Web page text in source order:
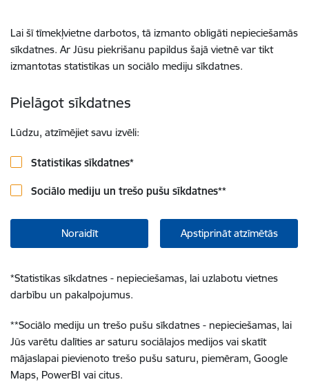
Lai šī tīmekļvietne darbotos, tā izmanto obligāti nepieciešamās
sīkdatnes. Ar Jūsu piekrišanu papildus šajā vietnē var tikt
izmantotas statistikas un sociālo mediju sīkdatnes.
Pielāgot sīkdatnes
Lūdzu, atzīmējiet savu izvēli:
Statistikas sīkdatnes*
Sociālo mediju un trešo pušu sīkdatnes**
Noraidīt Apstiprināt atzīmētās
*Statistikas sīkdatnes - nepieciešamas, lai uzlabotu vietnes
darbību un pakalpojumus.
**Sociālo mediju un trešo pušu sīkdatnes - nepieciešamas, lai
Jūs varētu dalīties ar saturu sociālajos medijos vai skatīt
mājaslapai pievienoto trešo pušu saturu, piemēram, Google
Maps, PowerBI vai citus.